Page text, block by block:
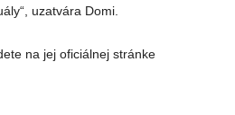
uzatvára Domi.
na jej oficiálnej stránke